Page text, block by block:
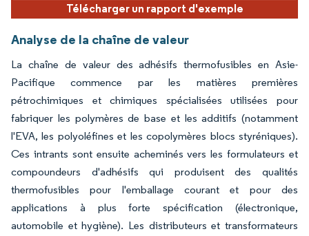
Télécharger un rapport d'exemple
Analyse de la chaîne de valeur
La chaîne de valeur des adhésifs thermofusibles en Asie-
Pacifique commence par les matières premières
pétrochimiques et chimiques spécialisées utilisées pour
fabriquer les polymères de base et les additifs (notamment
l'EVA, les polyoléfines et les copolymères blocs styréniques).
Ces intrants sont ensuite acheminés vers les formulateurs et
compoundeurs d'adhésifs qui produisent des qualités
thermofusibles pour l'emballage courant et pour des
applications à plus forte spécification (électronique,
automobile et hygiène). Les distributeurs et transformateurs